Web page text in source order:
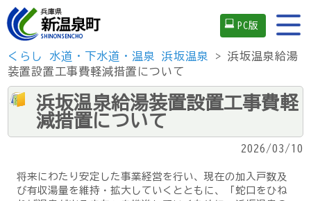
PC版
くらし 水道・下水道・温泉 浜坂温泉
> 浜坂温泉給湯
装置設置工事費軽減措置について
浜坂温泉給湯装置設置工事費軽
減措置について
2026/03/10
将来にわたり安定した事業経営を行い、現在の加入戸数及
び有収湯量を維持・拡大していくとともに、「蛇口をひね